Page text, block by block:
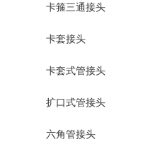
卡箍三通接头
卡套接头
卡套式管接头
扩口式管接头
六角管接头